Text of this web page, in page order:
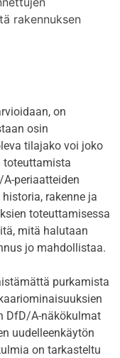
rakennuksen
on
osin
tilajako voi joko
toteuttamista
periaatteiden
rakenne ja
toteuttamisessa
mitä halutaan
jo mahdollistaa.
purkamista
DfD/A-näkökulmat
uudelleenkäytön
on tarkasteltu